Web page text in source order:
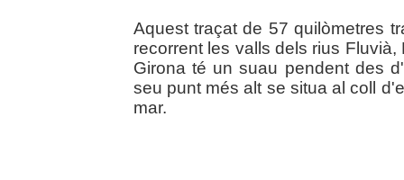
Aquest traçat de 57 quilòmetres
recorrent les valls dels rius
Girona té un suau pendent des
seu punt més alt se situa al coll
mar.